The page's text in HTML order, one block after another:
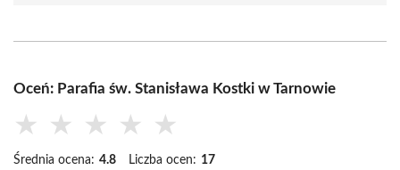
Oceń: Parafia św. Stanisława Kostki w Tarnowie
★ ★ ★ ★ ★
Średnia ocena: 4.8 Liczba ocen: 17